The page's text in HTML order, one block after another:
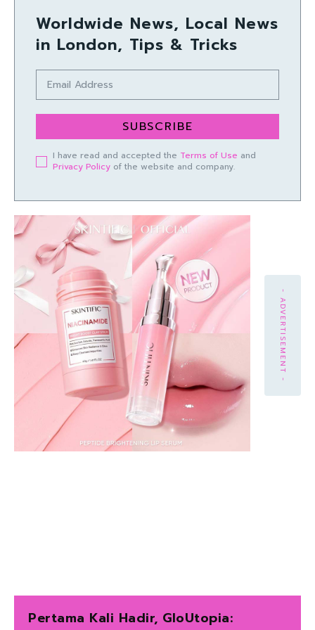
Worldwide News, Local News
in London, Tips & Tricks
SUBSCRIBE
I have read and accepted the Terms of Use and
Privacy Policy of the website and company.
- ADVERTISEMENT -
Pertama Kali Hadir, GloUtopia: